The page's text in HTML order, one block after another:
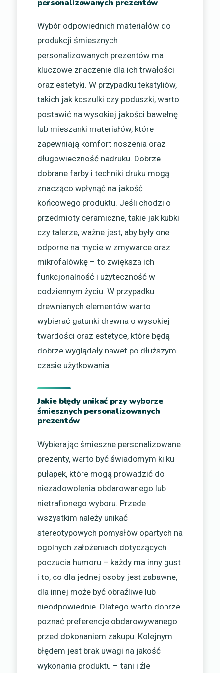
personalizowanych prezentów
Wybór odpowiednich materiałów do
produkcji śmiesznych
personalizowanych prezentów ma
kluczowe znaczenie dla ich trwałości
oraz estetyki. W przypadku tekstyliów,
takich jak koszulki czy poduszki, warto
postawić na wysokiej jakości bawełnę
lub mieszanki materiałów, które
zapewniają komfort noszenia oraz
długowieczność nadruku. Dobrze
dobrane farby i techniki druku mogą
znacząco wpłynąć na jakość
końcowego produktu. Jeśli chodzi o
przedmioty ceramiczne, takie jak kubki
czy talerze, ważne jest, aby były one
odporne na mycie w zmywarce oraz
mikrofalówkę – to zwiększa ich
funkcjonalność i użyteczność w
codziennym życiu. W przypadku
drewnianych elementów warto
wybierać gatunki drewna o wysokiej
twardości oraz estetyce, które będą
dobrze wyglądały nawet po dłuższym
czasie użytkowania.
Jakie błędy unikać przy wyborze
śmiesznych personalizowanych
prezentów
Wybierając śmieszne personalizowane
prezenty, warto być świadomym kilku
pułapek, które mogą prowadzić do
niezadowolenia obdarowanego lub
nietrafionego wyboru. Przede
wszystkim należy unikać
stereotypowych pomysłów opartych na
ogólnych założeniach dotyczących
poczucia humoru – każdy ma inny gust
i to, co dla jednej osoby jest zabawne,
dla innej może być obraźliwe lub
nieodpowiednie. Dlatego warto dobrze
poznać preferencje obdarowywanego
przed dokonaniem zakupu. Kolejnym
błędem jest brak uwagi na jakość
wykonania produktu – tani i źle